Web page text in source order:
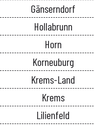
Gänserndorf
Hollabrunn
Horn
Korneuburg
Krems-Land
Krems
Lilienfeld